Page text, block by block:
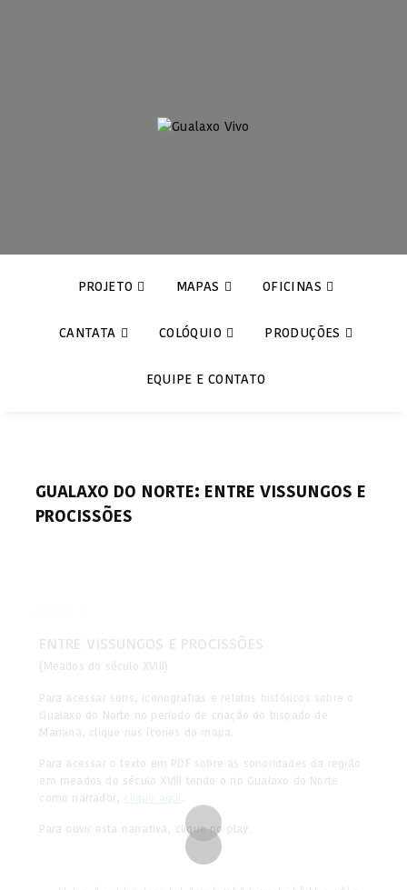
PROJETO MAPAS OFICINAS
CANTATA COLÓQUIO PRODUÇÕES
EQUIPE E CONTATO
GUALAXO DO NORTE: ENTRE VISSUNGOS E
PROCISSÕES
ENTRE VISSUNGOS E PROCISSÕES
(Meados do século XVIII)
Para acessar sons, iconografias e relatos históricos sobre o
Gualaxo do Norte no período de criação do bispado de
Mariana, clique nos ícones do mapa.
Para acessar o texto em PDF sobre as sonoridades da região
em meados do século XVIII tendo o rio Gualaxo do Norte
como narrador,
Para ouvir esta narrativa, clique no play.